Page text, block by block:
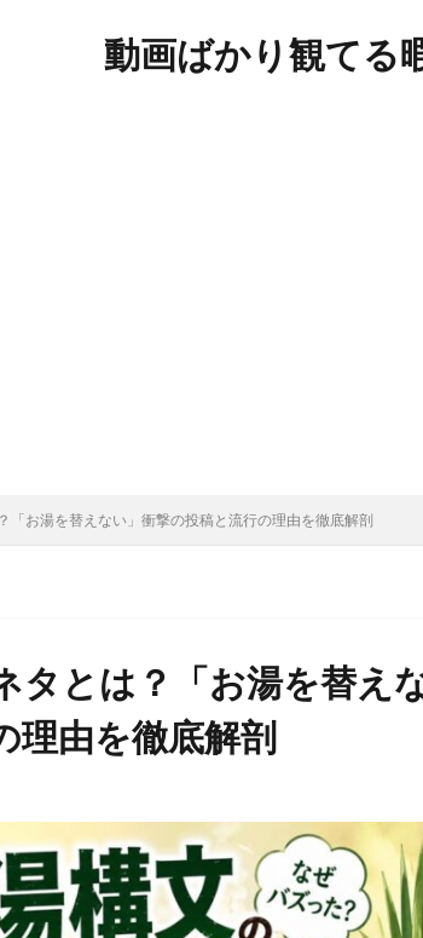
動画ばかり観てる
「お湯を替えない」衝撃の投稿と流行の理由を徹底解剖
タとは？「お湯を替え
理由を徹底解剖